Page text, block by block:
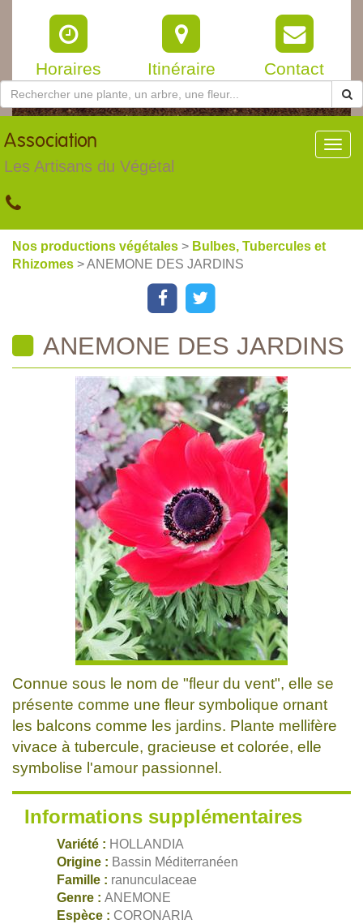
Horaires Itinéraire Contact
Association
Les Artisans du Végétal
Nos productions végétales > Bulbes, Tubercules et
Rhizomes > ANEMONE DES JARDINS
ANEMONE DES JARDINS
Connue sous le nom de "fleur du vent", elle se
présente comme une fleur symbolique ornant
les balcons comme les jardins. Plante mellifère
vivace à tubercule, gracieuse et colorée, elle
symbolise l'amour passionnel.
Informations supplémentaires
Variété : HOLLANDIA
Origine : Bassin Méditerranéen
Famille : ranunculaceae
Genre : ANEMONE
Espèce : CORONARIA